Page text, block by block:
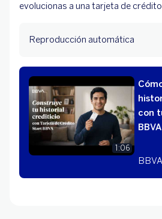
evolucionas a una tarjeta de
Reproducción automática
1:06
con
BBVA